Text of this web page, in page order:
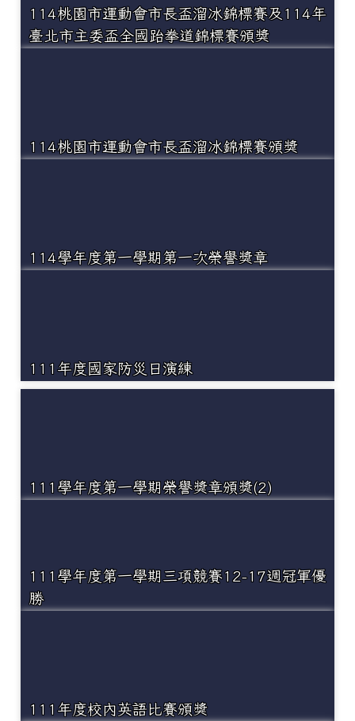
114桃園市運動會市長盃溜冰錦標賽及114年
臺北市主委盃全國跆拳道錦標賽頒獎
114桃園市運動會市長盃溜冰錦標賽頒獎
114學年度第一學期第一次榮譽獎章
111年度國家防災日演練
111學年度第一學期榮譽獎章頒獎(2)
111學年度第一學期三項競賽12-17週冠軍優
勝
111年度校內英語比賽頒獎